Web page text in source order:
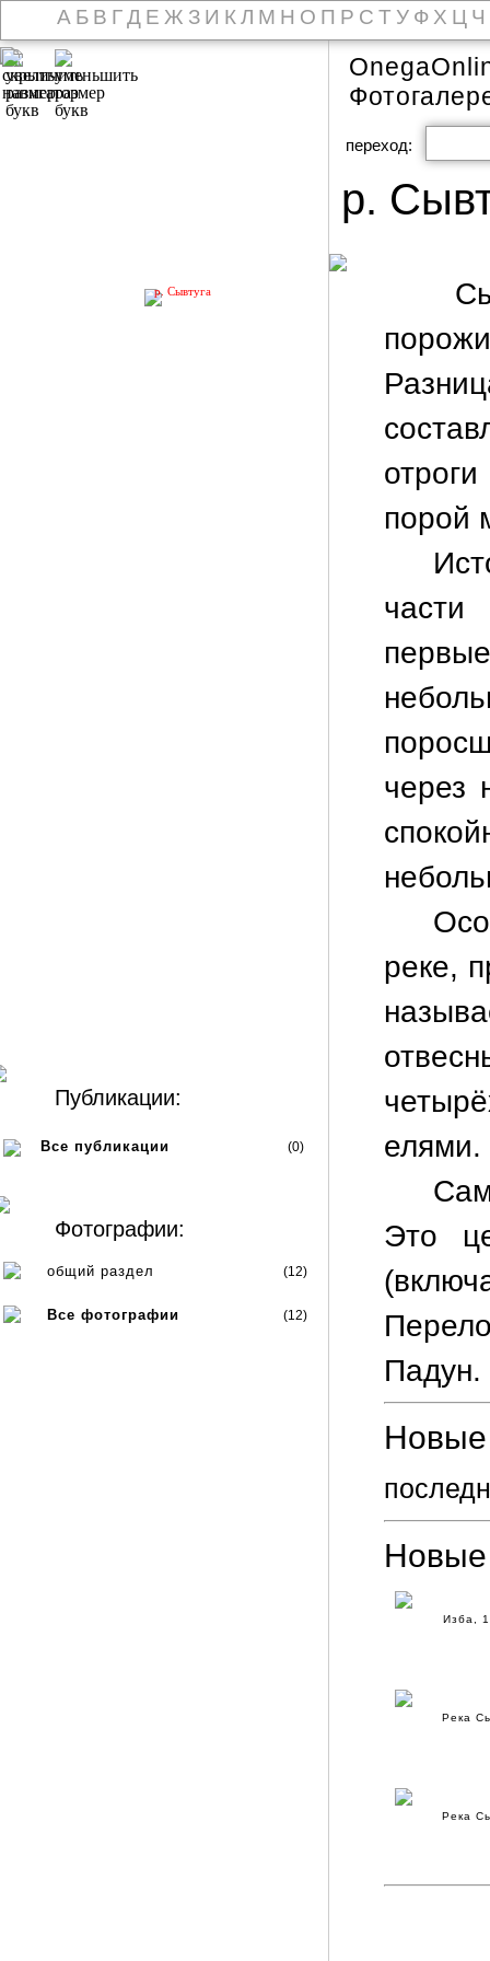
А Б В Г Д Е Ж З И К Л М Н О П Р С Т У Ф Х Ц Ч
р. Сывтуга
Публикации:
Все публикации (0)
Фотографии:
общий раздел (12)
Все фотографии (12)
переход:
р.
порой
через
реке,
елями.
Это
Падун.
Изба,
Река
Река